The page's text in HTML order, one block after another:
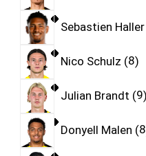
Sebastien Haller
Nico Schulz 8
Julian Brandt 9
Donyell Malen 8